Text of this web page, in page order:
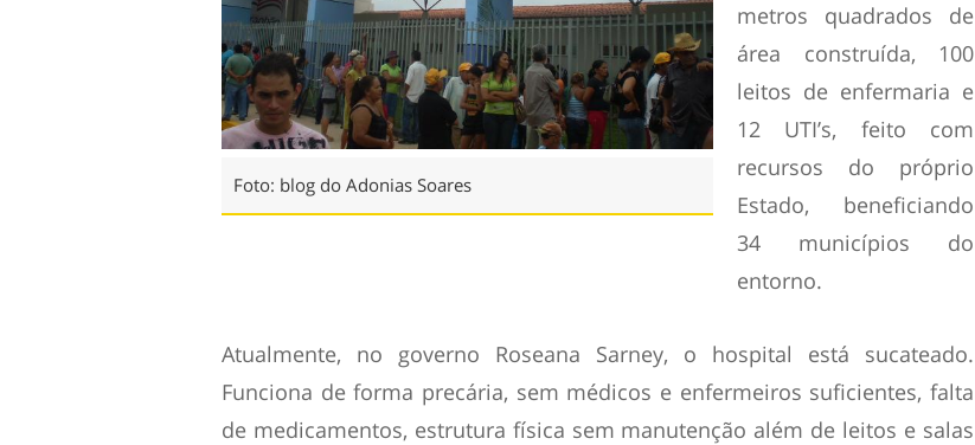
Foto: blog do Adonias Soares
metros quadrados de
área construída, 100
leitos de enfermaria e
12 UTI’s, feito com
recursos do próprio
Estado, beneficiando
34 municípios do
entorno.
Atualmente, no governo Roseana Sarney, o hospital está sucateado.
Funciona de forma precária, sem médicos e enfermeiros suficientes, falta
de medicamentos, estrutura física sem manutenção além de leitos e salas